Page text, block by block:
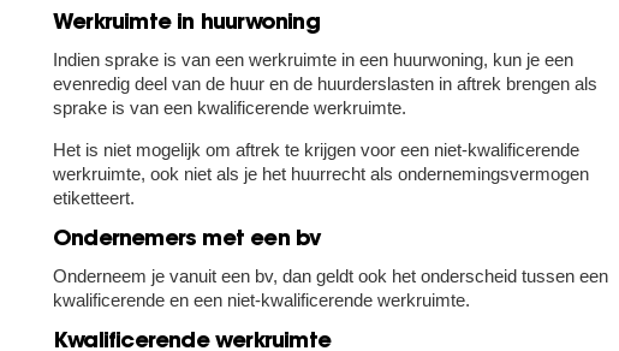
Werkruimte in huurwoning
Indien sprake is van een werkruimte in een huurwoning, kun je een
evenredig deel van de huur en de huurderslasten in aftrek brengen als
sprake is van een kwalificerende werkruimte.
Het is niet mogelijk om aftrek te krijgen voor een niet-kwalificerende
werkruimte, ook niet als je het huurrecht als ondernemingsvermogen
etiketteert.
Ondernemers met een bv
Onderneem je vanuit een bv, dan geldt ook het onderscheid tussen een
kwalificerende en een niet-kwalificerende werkruimte.
Kwalificerende werkruimte